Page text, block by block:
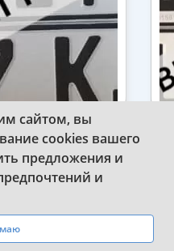
АРМЕНИИ
сайтом, вы
cookies вашего
предложения и
и